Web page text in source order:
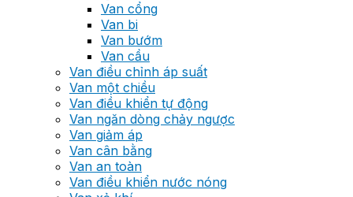
Van cổng
Van bi
Van bướm
Van cầu
Van điều chỉnh áp suất
Van một chiều
Van điều khiển tự động
Van ngăn dòng chảy ngược
Van giảm áp
Van cân bằng
Van an toàn
Van điều khiển nước nóng